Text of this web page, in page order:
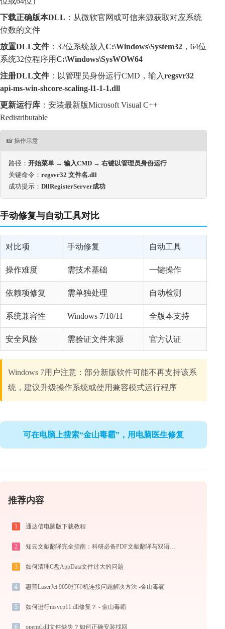
下载正确版本DLL ：从微软官网或可信来源获取对应系统
位数的文件
放置DLL文件：32位系统放入C:\Windows\System32 ，64位
系统32位程序用C:\Windows\SysWOW64
注册DLL文件：以管理员身份运行CMD，输入regsvr32
api-ms-win-shcore-scaling-l1-1-1.dll
更新运行库 ：安装最新版Microsoft Visual C++
Redistributable
📸 操作示意
路径： 开始菜单 → 输入CMD → 右键以管理员身份运行
关键命令： regsvr32 文件名.dll
成功提示： DllRegisterServer成功
手动修复与自动工具对比
对比项 手动修复 自动工具
操作难度 需技术基础 一键操作
依赖项修复 需单独处理 自动检测
系统兼容性 Windows 7/10/11 全版本支持
安全风险 需验证文件来源 官方认证
Windows 7用户注意：部分新版软件可能不再支持该系
统，建议升级操作系统或使用兼容模式运行程序
可在电脑上搜索“金山毒霸”，用电脑医生修复
推荐内容
1 通达信电脑版下载教程
2
3 如何清理C盘AppData文件过大的问题
4 惠普LaserJet 9050打印机连接问题解决方法 -金山毒霸
5 如何进行msvcp11.dll修复？ - 金山毒霸
6 opengl.dll文件缺失？如何正确安装找回